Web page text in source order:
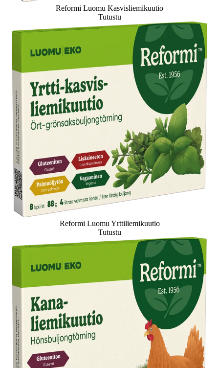
Reformi Luomu Kasvisliemikuutio
Tutustu
Reformi Luomu Yrttiliemikuutio
Tutustu